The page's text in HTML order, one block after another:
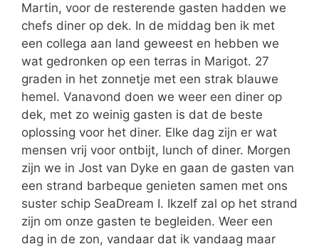
Martin, voor de resterende gasten hadden we
chefs diner op dek. In de middag ben ik met
een collega aan land geweest en hebben we
wat gedronken op een terras in Marigot. 27
graden in het zonnetje met een strak blauwe
hemel. Vanavond doen we weer een diner op
dek, met zo weinig gasten is dat de beste
oplossing voor het diner. Elke dag zijn er wat
mensen vrij voor ontbijt, lunch of diner. Morgen
zijn we in Jost van Dyke en gaan de gasten van
een strand barbeque genieten samen met ons
suster schip SeaDream I. Ikzelf zal op het strand
zijn om onze gasten te begleiden. Weer een
dag in de zon, vandaar dat ik vandaag maar